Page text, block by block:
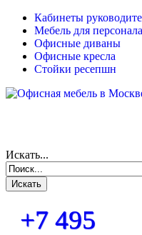
Кабинеты
Мебель для персонала
Офисные диваны
Офисные кресла
Стойки ресепшн
Искать...
+7 495